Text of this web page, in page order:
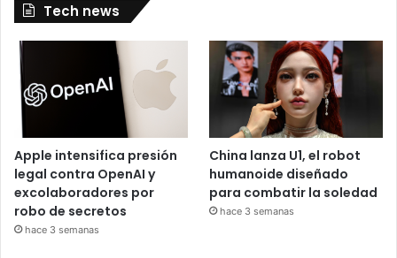
Tech news
Apple intensifica presión
legal contra OpenAI y
excolaboradores por
robo de secretos
hace 3 semanas
China lanza U1, el robot
humanoide diseñado
para combatir la soledad
hace 3 semanas